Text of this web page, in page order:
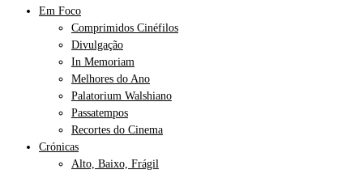
Em Foco
Comprimidos Cinéfilos
Divulgação
In Memoriam
Melhores do Ano
Palatorium Walshiano
Passatempos
Recortes do Cinema
Crónicas
Alto, Baixo, Frágil